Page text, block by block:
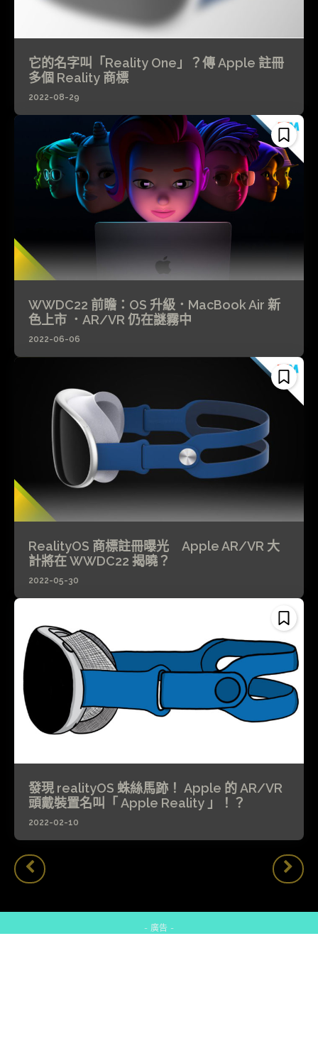
它的名字叫「Reality One」？傳 Apple 註冊
多個 Reality 商標
2022-08-29
WWDC22 前瞻：OS 升級．MacBook Air 新
色上市 ．AR/VR 仍在謎霧中
2022-06-06
RealityOS 商標註冊曝光 Apple AR/VR 大
計將在 WWDC22 揭曉？
2022-05-30
發現 realityOS 蛛絲馬跡！ Apple 的 AR/VR
頭戴裝置名叫「 Apple Reality 」！？
2022-02-10
- 廣告 -